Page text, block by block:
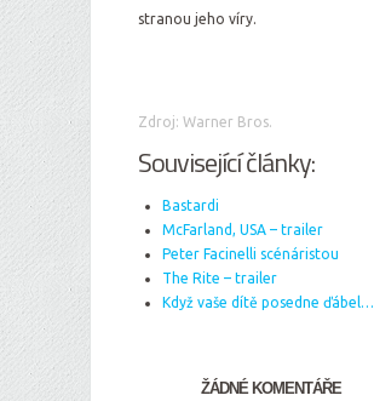
stranou jeho víry.
Zdroj: Warner Bros.
Související články:
Bastardi
McFarland, USA – trailer
Peter Facinelli scénáristou
The Rite – trailer
Když vaše dítě posedne ďábel…
ŽÁDNÉ KOMENTÁŘE